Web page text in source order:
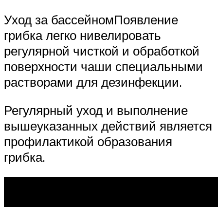
Уход за бассейномПоявление
грибка легко нивелировать
регулярной чисткой и обработкой
поверхности чаши специальными
растворами для дезинфекции.
Регулярный уход и выполнение
вышеуказанных действий является
профилактикой образования
грибка.